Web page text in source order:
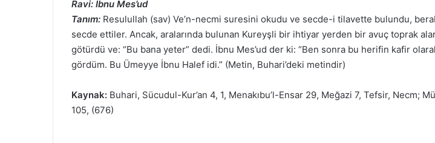
Ravi: İbnu Mes’ud
Tanım: Resulullah (sav) Ve’n-necmi suresini okudu ve secde-i tilavette bulundu,
secde ettiler. Ancak, aralarında bulunan Kureyşli bir ihtiyar yerden bir avuç toprak
götürdü ve: “Bu bana yeter” dedi. İbnu Mes’ud der ki: “Ben sonra bu herifin kafir
gördüm. Bu Ümeyye İbnu Halef idi.” (Metin, Buhari’deki metindir)
Kaynak: Buhari, Sücudul-Kur’an 4, 1, Menakıbu’l-Ensar 29, Meğazi 7, Tefsir, Necm;
105, (676)